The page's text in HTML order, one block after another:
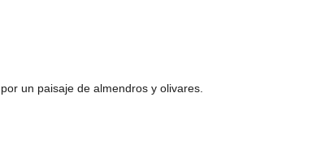
un paisaje de almendros y olivares.